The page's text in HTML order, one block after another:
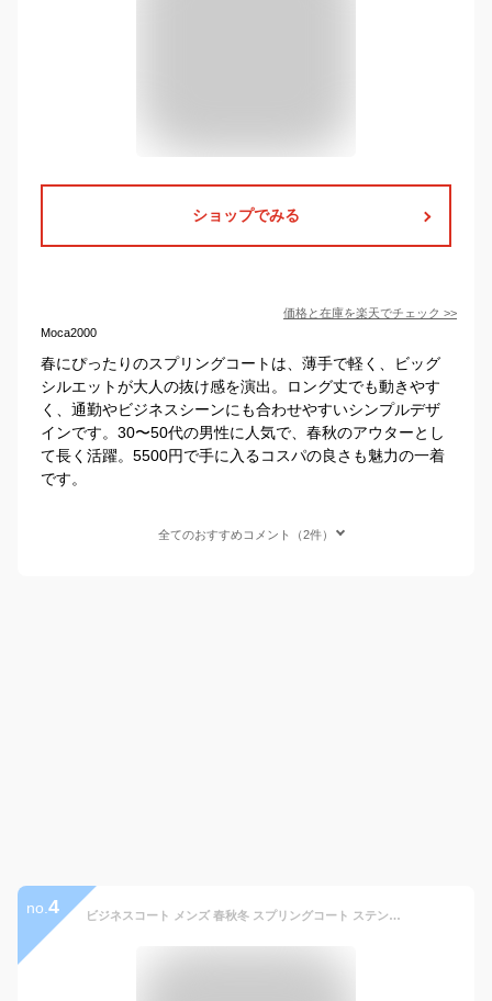
ショップでみる
価格と在庫を楽天でチェック >>
Moca2000
春にぴったりのスプリングコートは、薄手で軽く、ビッグ
シルエットが大人の抜け感を演出。ロング丈でも動きやす
く、通勤やビジネスシーンにも合わせやすいシンプルデザ
インです。30〜50代の男性に人気で、春秋のアウターとし
て長く活躍。5500円で手に入るコスパの良さも魅力の一着
です。
全てのおすすめコメント（2件）
no. 4 ビジネスコート メンズ 春秋冬 スプリングコート ステンカラーコート メンズ ビジネス ロングコート スーツ コート 撥水 メンズコート ライナー脱着 3シーズン対応 秋冬 綿100 コットン100